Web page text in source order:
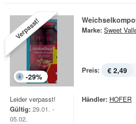
Verpasst!
-29%
Marke: Sweet
Preis: € 2,49
Leider verpasst!
Gültig: 29.01. -
05.02.
Händler: HOFER